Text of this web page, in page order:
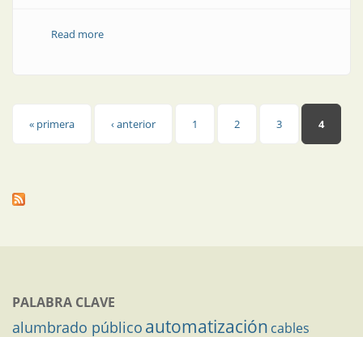
Read moreabout Ingeniería Eléctrica 362 | En esta edición
Páginas
« primera ‹ anterior 1 2 3 4
PALABRA CLAVE
alumbrado público automatización cables